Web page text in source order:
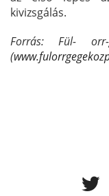
kivizsgálás.
Forrás: Fül-
(